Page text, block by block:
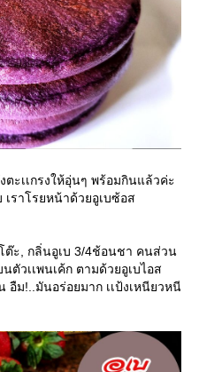
ตะเเกรงให้อุ่นๆ พร้อมกินแล้วค่ะ
ราโรยหน้าด้วยอูเบซ้อส
ต๊ะ, กลิ่นอูเบ 3/4ช้อนชา คนส่วน
ตัวเเพนเค้ก ตามด้วยอูเบไอส
ม!..มันอร่อยมาก เเป้งเหนียวหนี